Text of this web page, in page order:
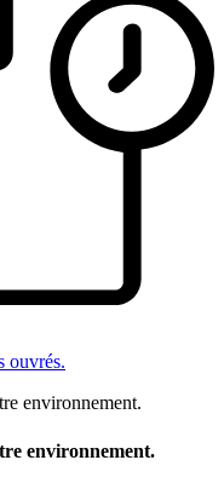
ouvrés.
environnement.